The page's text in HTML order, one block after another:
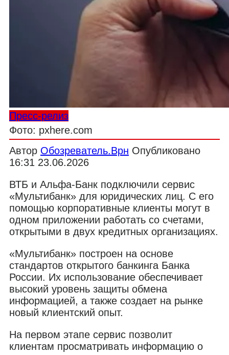
Пресс-релиз
Фото: pxhere.com
Автор Обозреватель.Врн Опубликовано
16:31 23.06.2026
ВТБ и Альфа-Банк подключили сервис
«Мультибанк» для юридических лиц. С его
помощью корпоративные клиенты могут в
одном приложении работать со счетами,
открытыми в двух кредитных организациях.
«Мультибанк» построен на основе
стандартов открытого банкинга Банка
России. Их использование обеспечивает
высокий уровень защиты обмена
информацией, а также создает на рынке
новый клиентский опыт.
На первом этапе сервис позволит
клиентам просматривать информацию о